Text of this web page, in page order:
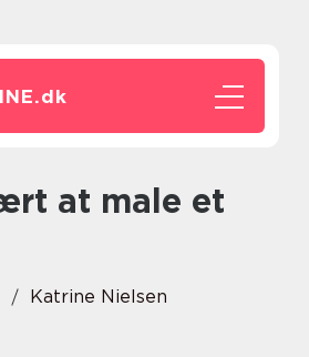
dk
Katrine Nielsen